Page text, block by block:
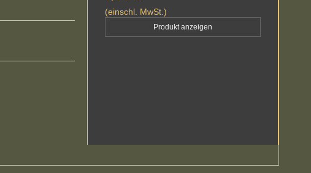
(einschl. MwSt.)
Produkt anzeigen